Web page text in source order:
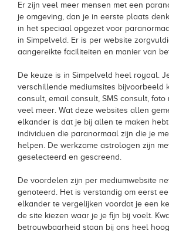
Er zijn veel meer mensen met een
je omgeving, dan je in eerste plaats
in het speciaal opgezet voor
in Simpelveld. Er is per website
aangereikte faciliteiten en manier van
De keuze is in Simpelveld heel royaal.
verschillende mediumsites bijvoorbeeld
consult, email consult, SMS consult, foto
veel meer. Wat deze websites allen
elkander is dat je bij allen te maken
individuen die paranormaal zijn die je
helpen. De werkzame astrologen zijn
geselecteerd en gescreend.
De voordelen zijn per mediumwebsite
genoteerd. Het is verstandig om eerst
elkander te vergelijken voordat je een
de site kiezen waar je je fijn bij voelt.
betrouwbaarheid staan bij ons heel